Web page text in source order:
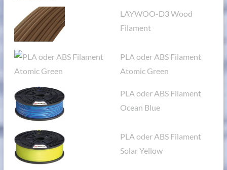
LAYWOO-D3 Wood
Filament
PLA oder ABS Filament
Atomic Green
PLA oder ABS Filament
Ocean Blue
PLA oder ABS Filament
Solar Yellow